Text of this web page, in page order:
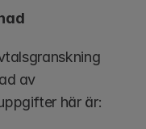
av
här är: